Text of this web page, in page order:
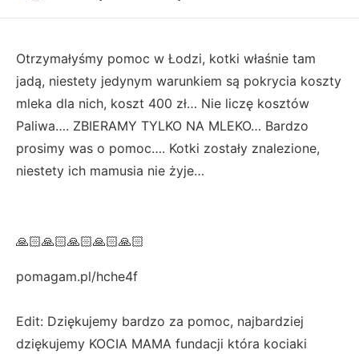
Otrzymałyśmy pomoc w Łodzi, kotki właśnie tam
jadą, niestety jedynym warunkiem są pokrycia koszty
mleka dla nich, koszt 400 zł… Nie liczę kosztów
Paliwa…. ZBIERAMY TYLKO NA MLEKO… Bardzo
prosimy was o pomoc…. Kotki zostały znalezione,
niestety ich mamusia nie żyje…
🙏🏻🙏🏻🙏🏻🙏🏻🙏🏻
pomagam.pl/hche4f
Edit: Dziękujemy bardzo za pomoc, najbardziej
dziękujemy KOCIA MAMA fundacji która kociaki